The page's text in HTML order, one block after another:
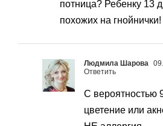
потница? Ребенку 13
похожих на гнойнички!
Людмила Шарова
Ответить
С вероятностью
цветение или